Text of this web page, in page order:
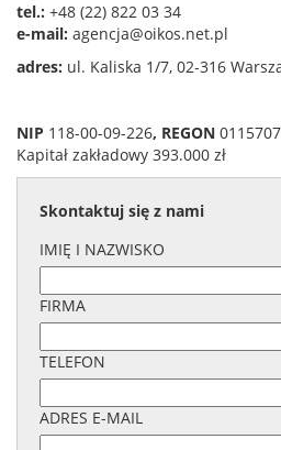
tel.: +48 (22) 822 03 34
e-mail: agencja@oikos.net.pl
adres: ul. Kaliska 1/7, 02-316
NIP 118-00-09-226, REGON
Kapitał zakładowy 393.000 zł
Skontaktuj się z nami
IMIĘ I NAZWISKO
FIRMA
TELEFON
ADRES E-MAIL